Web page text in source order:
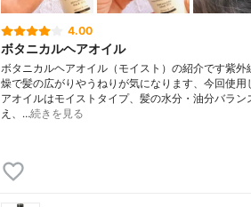
4.00
ボタニカルヘアオイル
ボタニカルヘアオイル（モイスト）の紹介です紫外
燥で髪の広がりやうねりが気になります、今回使用
アオイルはモイストタイプ、髪の水分・油分バラン
え、…続きを見る